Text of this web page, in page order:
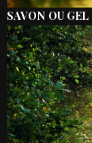
SAVON OU